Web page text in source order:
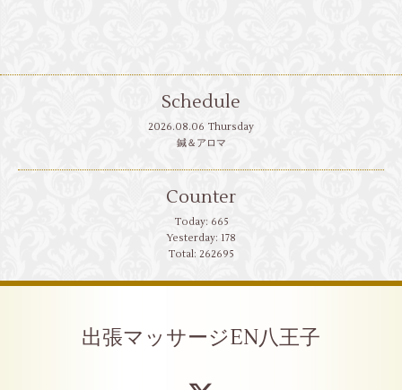
Schedule
2026.08.06 Thursday
鍼＆アロマ
Counter
Today: 665
Yesterday: 178
Total: 262695
出張マッサージEN八王子